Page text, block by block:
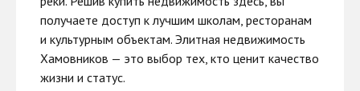
получаете доступ к лучшим школам, ресторанам
и культурным объектам. Элитная недвижимость
Хамовников — это выбор тех, кто ценит качество
жизни и статус.